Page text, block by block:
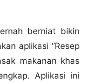
berniat bikin
aplikasi “Resep
makanan khas
Aplikasi ini